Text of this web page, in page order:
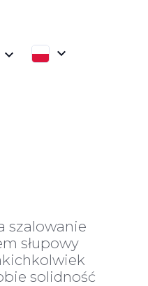
szalowanie
słupowy
solidność